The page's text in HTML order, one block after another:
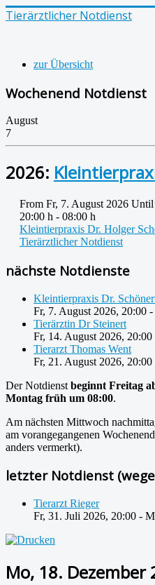
Tierärztlicher Notdienst
zur Übersicht
Wochenend Notdienst
August
7
2026:
From Fr, 7. August 2026
20:00 h - 08:00 h
Kleintierpraxis Dr. Holger
Tierärztlicher Notdienst
nächste Notdienste
Kleintierpraxis Dr.
Fr, 7. August 2026, 20:00 -
Tierärztin Dr Steinert
Fr, 14. August 2026, 20:00
Tierarzt Thomas Went
Fr, 21. August 2026, 20:00
Der Notdienst beginnt Freitag
Montag früh um 08:00.
Am nächsten Mittwoch
am vorangegangenen
anders vermerkt).
letzter Notdienst
Tierarzt Rieger
Fr, 31. Juli 2026, 20:00 -
Mo, 18. Dezember